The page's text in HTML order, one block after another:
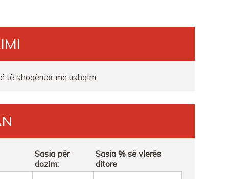
të shoqëruar me ushqim.
Sasia për
dozim:
Sasia % së vlerës
ditore